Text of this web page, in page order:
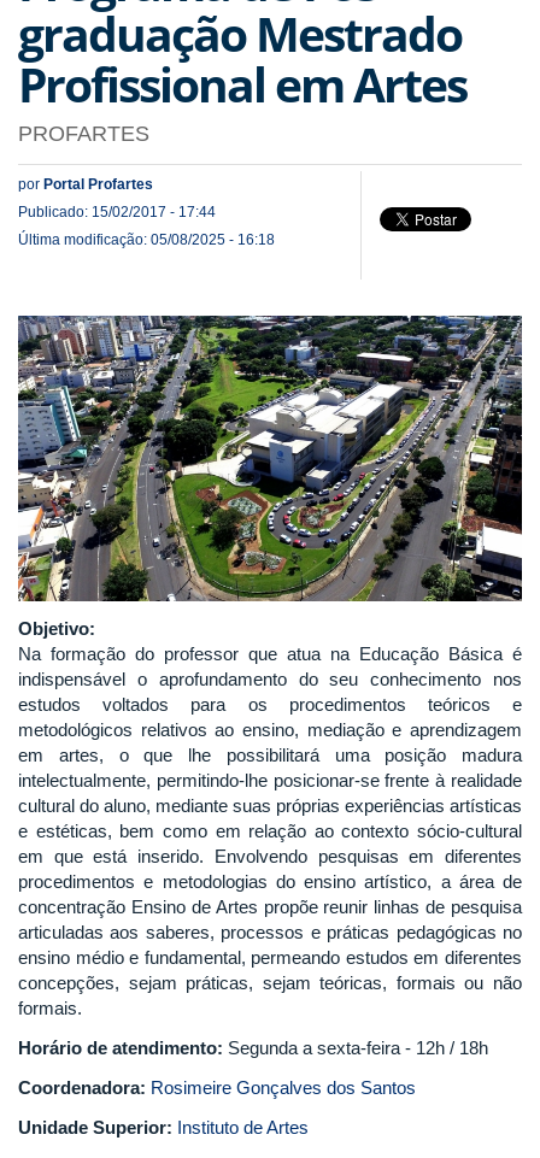
graduação Mestrado
Profissional em Artes
PROFARTES
por Portal Profartes
Publicado: 15/02/2017 - 17:44
Última modificação: 05/08/2025 - 16:18
Objetivo:
Na formação do professor que atua na Educação Básica é
indispensável o aprofundamento do seu conhecimento nos
estudos voltados para os procedimentos teóricos e
metodológicos relativos ao ensino, mediação e aprendizagem
em artes, o que lhe possibilitará uma posição madura
intelectualmente, permitindo-lhe posicionar-se frente à realidade
cultural do aluno, mediante suas próprias experiências artísticas
e estéticas, bem como em relação ao contexto sócio-cultural
em que está inserido. Envolvendo pesquisas em diferentes
procedimentos e metodologias do ensino artístico, a área de
concentração Ensino de Artes propõe reunir linhas de pesquisa
articuladas aos saberes, processos e práticas pedagógicas no
ensino médio e fundamental, permeando estudos em diferentes
concepções, sejam práticas, sejam teóricas, formais ou não
formais.
Horário de atendimento: Segunda a sexta-feira - 12h / 18h
Coordenadora: Rosimeire Gonçalves dos Santos
Unidade Superior: Instituto de Artes